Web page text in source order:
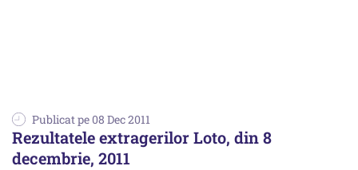
Publicat pe 08 Dec 2011
Rezultatele extragerilor Loto, din 8
decembrie, 2011